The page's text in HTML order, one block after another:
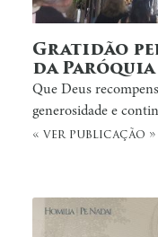
Gratidão
da
Que Deus
generosidade e
« ver publicação »